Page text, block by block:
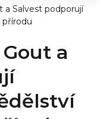
a Salvest podporují
přírodu
a